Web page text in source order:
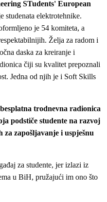
STudents' European
studenata elektrotehnike.
je 54 komiteta, a
Želja za radom i
daska za kreiranje i
čiji su kvalitet prepoznali
Jedna od njih je i Soft Skills
trodnevna radionica
podstiče studente na razvoj
zapošljavanje i uspješnu
za studente, jer izlazi iz
u BiH, pružajući im ono što